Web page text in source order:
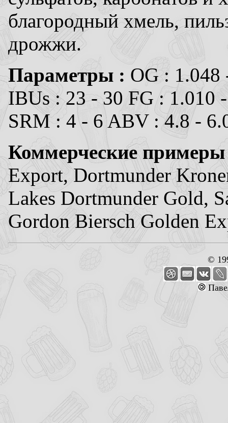
благородный хмель,
дрожжи.
Параметры : OG : 1.048
IBUs : 23 - 30 FG : 1.010
SRM : 4 - 6 ABV : 4.8 -
Коммерческие
Export, Dortmunder
Lakes Dortmunder Gold,
Gordon Biersch Golden
©